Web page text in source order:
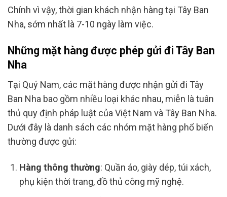
Chính vì vậy, thời gian khách nhận hàng tại Tây Ban
Nha, sớm nhất là 7-10 ngày làm việc.
Những mặt hàng được phép gửi đi Tây Ban
Nha
Tại Quý Nam, các mặt hàng được nhận gửi đi Tây
Ban Nha bao gồm nhiều loại khác nhau, miễn là tuân
thủ quy định pháp luật của Việt Nam và Tây Ban Nha.
Dưới đây là danh sách các nhóm mặt hàng phổ biến
thường được gửi:
Hàng thông thường: Quần áo, giày dép, túi xách,
phụ kiện thời trang, đồ thủ công mỹ nghệ.